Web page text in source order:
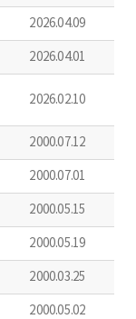
2026.04.09
2026.04.01
2026.02.10
2000.07.12
2000.07.01
2000.05.15
2000.05.19
2000.03.25
2000.05.02